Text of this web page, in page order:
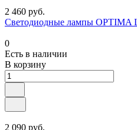
2 460 руб.
Светодиодные лампы OPTIMA
0
Есть в наличии
В корзину
2 090 руб.